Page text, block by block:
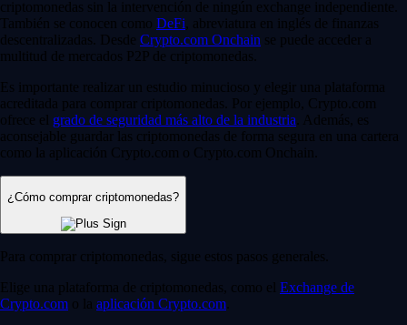
criptomonedas sin la intervención de ningún exchange independiente.
También se conocen como DeFi , abreviatura en inglés de finanzas
descentralizadas. Desde Crypto.com Onchain se puede acceder a
multitud de mercados P2P de criptomonedas.
Es importante realizar un estudio minucioso y elegir una plataforma
acreditada para comprar criptomonedas. Por ejemplo, Crypto.com
ofrece el grado de seguridad más alto de la industria . Además, es
aconsejable guardar las criptomonedas de forma segura en una cartera
como la aplicación Crypto.com o Crypto.com Onchain.
¿Cómo comprar criptomonedas?
Para comprar criptomonedas, sigue estos pasos generales.
Elige una plataforma de criptomonedas, como el Exchange de
Crypto.com o la aplicación Crypto.com